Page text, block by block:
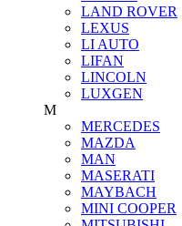
LAND ROVER
LEXUS
LI AUTO
LIFAN
LINCOLN
LUXGEN
M
MERCEDES
MAZDA
MAN
MASERATI
MAYBACH
MINI COOPER